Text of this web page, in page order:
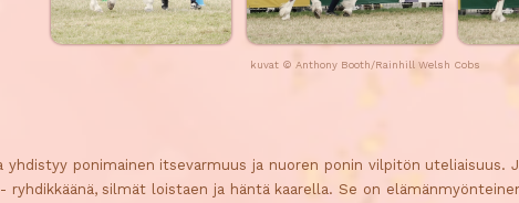
kuvat © Anthony Booth/Rainhill Welsh Cobs
yhdistyy ponimainen itsevarmuus ja nuoren ponin vilpitön uteliaisuus.
ryhdikkäänä, silmät loistaen ja häntä kaarella. Se on